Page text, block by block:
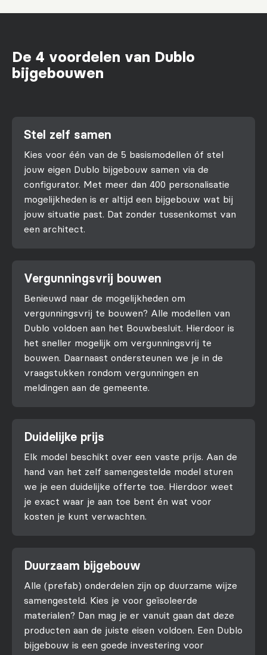
De 4 voordelen van Dublo
bijgebouwen
Stel zelf samen
Kies voor één van de 5 basismodellen óf stel
jouw eigen Dublo bijgebouw samen via de
configurator. Met meer dan 400 personalisatie
mogelijkheden is er altijd een bijgebouw wat bij
jouw situatie past. Dat zonder tussenkomst van
een architect.
Vergunningsvrij bouwen
Benieuwd naar de mogelijkheden om
vergunningsvrij te bouwen? Alle modellen van
Dublo voldoen aan het Bouwbesluit. Hierdoor is
het sneller mogelijk om vergunningsvrij te
bouwen. Daarnaast ondersteunen we je in de
vraagstukken rondom vergunningen en
meldingen aan de gemeente.
Duidelijke prijs
Elk model beschikt over een vaste prijs. Aan de
hand van het zelf samengestelde model sturen
we je een duidelijke offerte toe. Hierdoor weet
je exact waar je aan toe bent én wat voor
kosten je kunt verwachten.
Duurzaam bijgebouw
Alle (prefab) onderdelen zijn op duurzame wijze
samengesteld. Kies je voor geïsoleerde
materialen? Dan mag je er vanuit gaan dat deze
producten aan de juiste eisen voldoen. Een Dublo
bijgebouw is een goede investering voor